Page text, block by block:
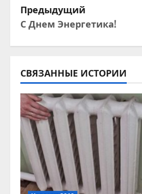
Н
а
в
и
г
а
ц
и
я
Предыдущий
С Днем Энергетика!
СВЯЗАННЫЕ ИСТОРИИ